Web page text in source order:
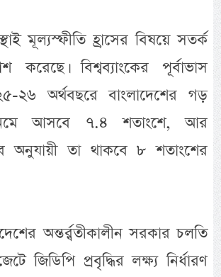
মূল্যস্ফীতি হ্রাসের বিষয়ে সতর্ক
করেছে। বিশ্বব্যাংকের পূর্বাভাস
২৬ অর্থবছরে বাংলাদেশের গড়
আসবে ৭.৪ শতাংশে, আর
অনুযায়ী তা থাকবে ৮ শতাংশের
অন্তর্র্বতীকালীন সরকার চলতি
জিডিপি প্রবৃদ্ধির লক্ষ্য নির্ধারণ